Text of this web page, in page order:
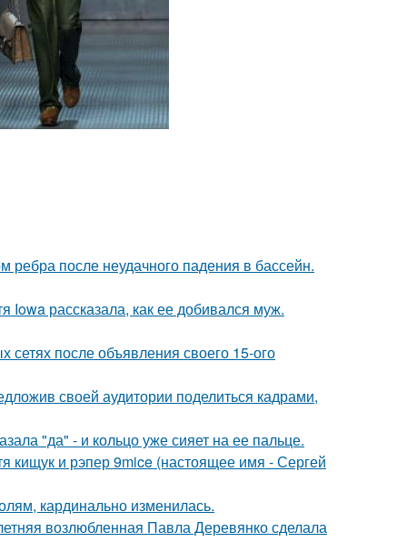
ребра после неудачного падения в бассейн.
рассказала, как ее добивался муж.
после объявления своего 15-ого
своей аудитории поделиться кадрами,
"да" - и кольцо уже сияет на ее пальце.
кищук и рэпер 9mice (настоящее имя - Сергей
кардинально изменилась.
возлюбленная Павла Деревянко сделала